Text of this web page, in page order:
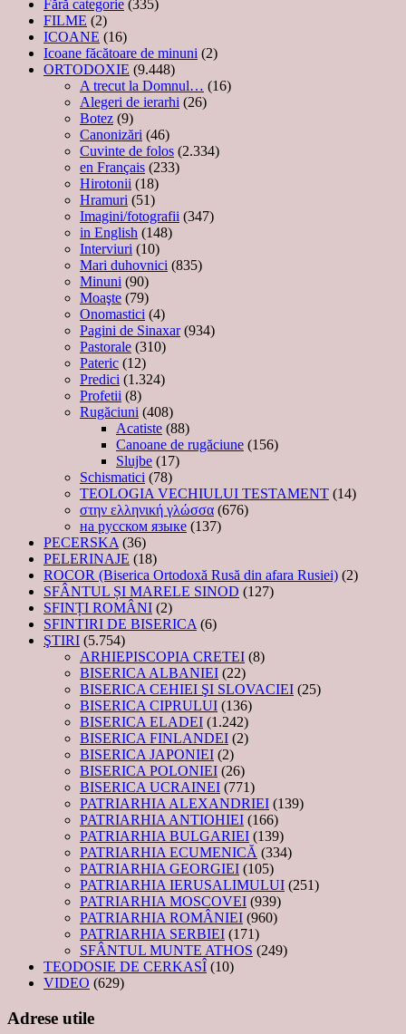
Fără categorie (335)
FILME (2)
ICOANE (16)
Icoane făcătoare de minuni (2)
ORTODOXIE (9.448)
A trecut la Domnul… (16)
Alegeri de ierarhi (26)
Botez (9)
Canonizări (46)
Cuvinte de folos (2.334)
en Français (233)
Hirotonii (18)
Hramuri (51)
Imagini/fotografii (347)
in English (148)
Interviuri (10)
Mari duhovnici (835)
Minuni (90)
Moaşte (79)
Onomastici (4)
Pagini de Sinaxar(934)
Pastorale (310)
Pateric (12)
Predici (1.324)
Profetii (8)
Rugăciuni (408)
Acatiste (88)
Canoane de rugăciune (156)
Slujbe (17)
Schismatici (78)
TEOLOGIA VECHIULUI TESTAMENT (14)
στην ελληνική γλώσσα (676)
на русском языке (137)
PECERSKA (36)
PELERINAJE (18)
ROCOR (Biserica Ortodoxă Rusă din afara Rusiei) (2)
SFÂNTUL ȘI MARELE SINOD (127)
SFINȚI ROMÂNI (2)
SFINTIRI DE BISERICA (6)
ŞTIRI (5.754)
ARHIEPISCOPIA CRETEI (8)
BISERICA ALBANIEI (22)
BISERICA CEHIEI ŞI SLOVACIEI (25)
BISERICA CIPRULUI (136)
BISERICA ELADEI (1.242)
BISERICA FINLANDEI (2)
BISERICA JAPONIEI (2)
BISERICA POLONIEI (26)
BISERICA UCRAINEI (771)
PATRIARHIA ALEXANDRIEI (139)
PATRIARHIA ANTIOHIEI (166)
PATRIARHIA BULGARIEI (139)
PATRIARHIA ECUMENICĂ (334)
PATRIARHIA GEORGIEI (105)
PATRIARHIA IERUSALIMULUI (251)
PATRIARHIA MOSCOVEI (939)
PATRIARHIA ROMÂNIEI (960)
PATRIARHIA SERBIEI (171)
SFÂNTUL MUNTE ATHOS (249)
TEODOSIE DE CERKASÎ (10)
VIDEO (629)
Adrese utile